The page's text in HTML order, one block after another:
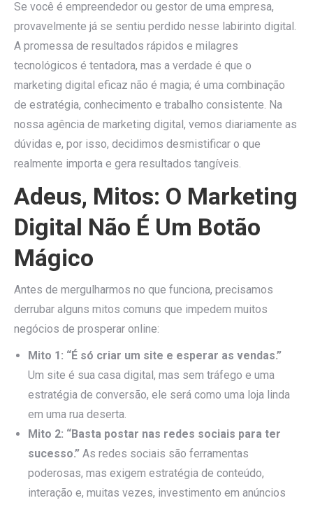
Se você é empreendedor ou gestor de uma empresa,
provavelmente já se sentiu perdido nesse labirinto digital.
A promessa de resultados rápidos e milagres
tecnológicos é tentadora, mas a verdade é que o
marketing digital eficaz não é magia; é uma combinação
de estratégia, conhecimento e trabalho consistente. Na
nossa agência de marketing digital, vemos diariamente as
dúvidas e, por isso, decidimos desmistificar o que
realmente importa e gera resultados tangíveis.
Adeus, Mitos: O Marketing
Digital Não É Um Botão
Mágico
Antes de mergulharmos no que funciona, precisamos
derrubar alguns mitos comuns que impedem muitos
negócios de prosperar online:
Mito 1: “É só criar um site e esperar as vendas.”
Um site é sua casa digital, mas sem tráfego e uma
estratégia de conversão, ele será como uma loja linda
em uma rua deserta.
Mito 2: “Basta postar nas redes sociais para ter
sucesso.” As redes sociais são ferramentas
poderosas, mas exigem estratégia de conteúdo,
interação e, muitas vezes, investimento em anúncios